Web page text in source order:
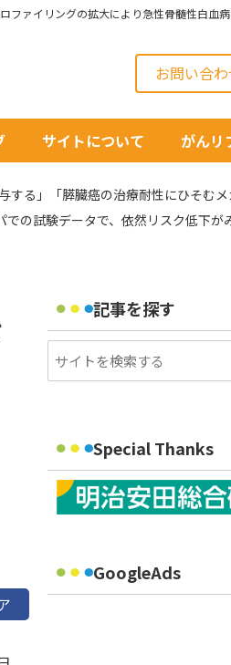
お問い合
サイトについて がんリ
る」「膵臓癌の治療耐性にひそむ
の試験データで、依然リスク低下が
記事を探す
Special Thanks
GoogleAds